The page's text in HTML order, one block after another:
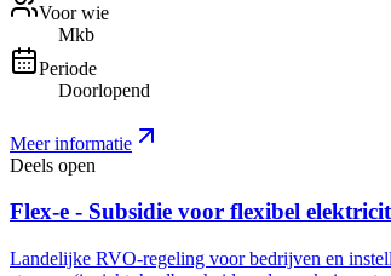
Voor wie
Mkb
Periode
Doorlopend
Meer informatie
Deels open
Flex-e - Subsidie voor flexibel
Landelijke RVO-regeling voor bedrijven en